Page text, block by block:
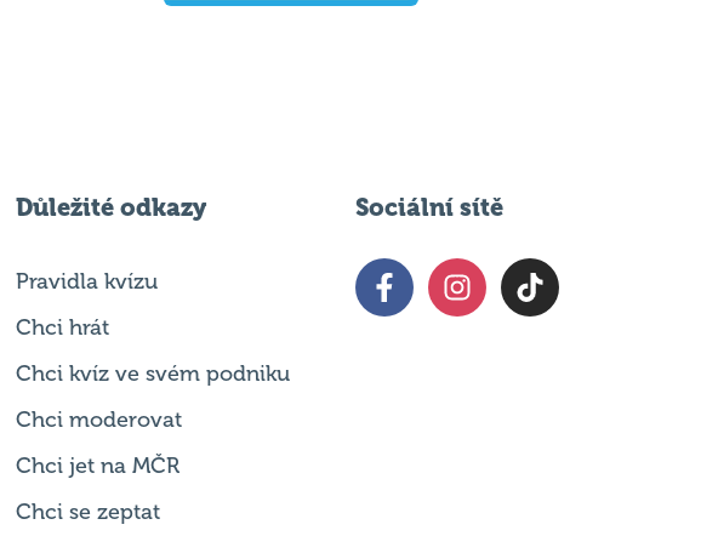
Důležité odkazy
Pravidla kvízu
Chci hrát
Chci kvíz ve svém podniku
Chci moderovat
Chci jet na MČR
Chci se zeptat
Sociální sítě